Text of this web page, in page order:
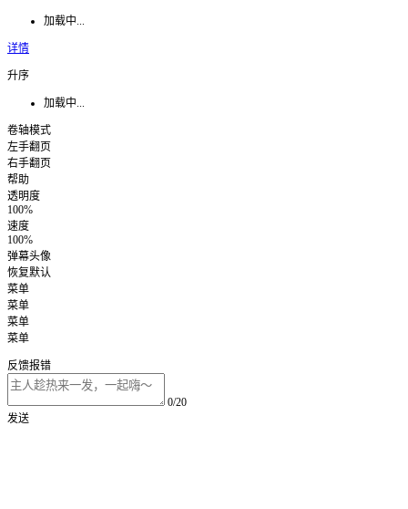
加载中...
详情
升序
加载中...
卷轴模式
左手翻页
右手翻页
帮助
透明度
100%
速度
100%
弹幕头像
恢复默认
菜单
菜单
菜单
菜单
反馈报错
0/20
发送